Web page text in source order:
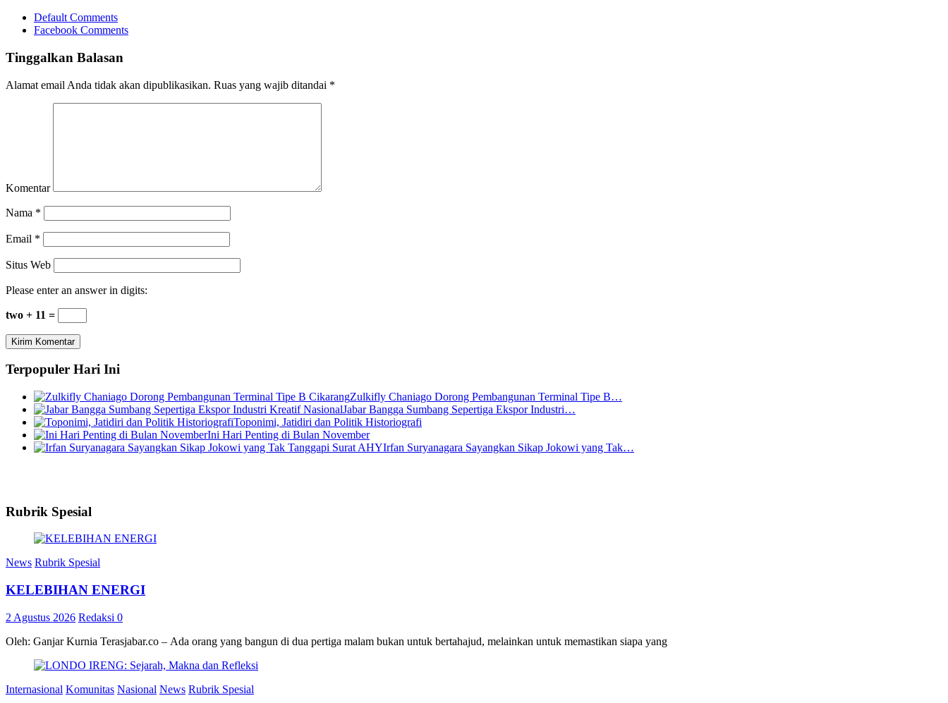
Default Comments
Facebook Comments
Tinggalkan Balasan
Alamat email Anda tidak akan dipublikasikan. Ruas yang wajib ditandai *
Komentar
Nama *
Email *
Situs Web
Please enter an answer in digits:
two + 11 =
Terpopuler Hari Ini
Zulkifly Chaniago Dorong Pembangunan Terminal Tipe B…
Jabar Bangga Sumbang Sepertiga Ekspor Industri…
Toponimi, Jatidiri dan Politik Historiografi
Ini Hari Penting di Bulan November
Irfan Suryanagara Sayangkan Sikap Jokowi yang Tak…
Rubrik Spesial
News Rubrik Spesial
KELEBIHAN ENERGI
2 Agustus 2026 Redaksi 0
Oleh: Ganjar Kurnia Terasjabar.co – Ada orang yang bangun di dua pertiga malam bukan untuk bertahajud, melainkan untuk memastikan siapa yang
Internasional Komunitas Nasional News Rubrik Spesial